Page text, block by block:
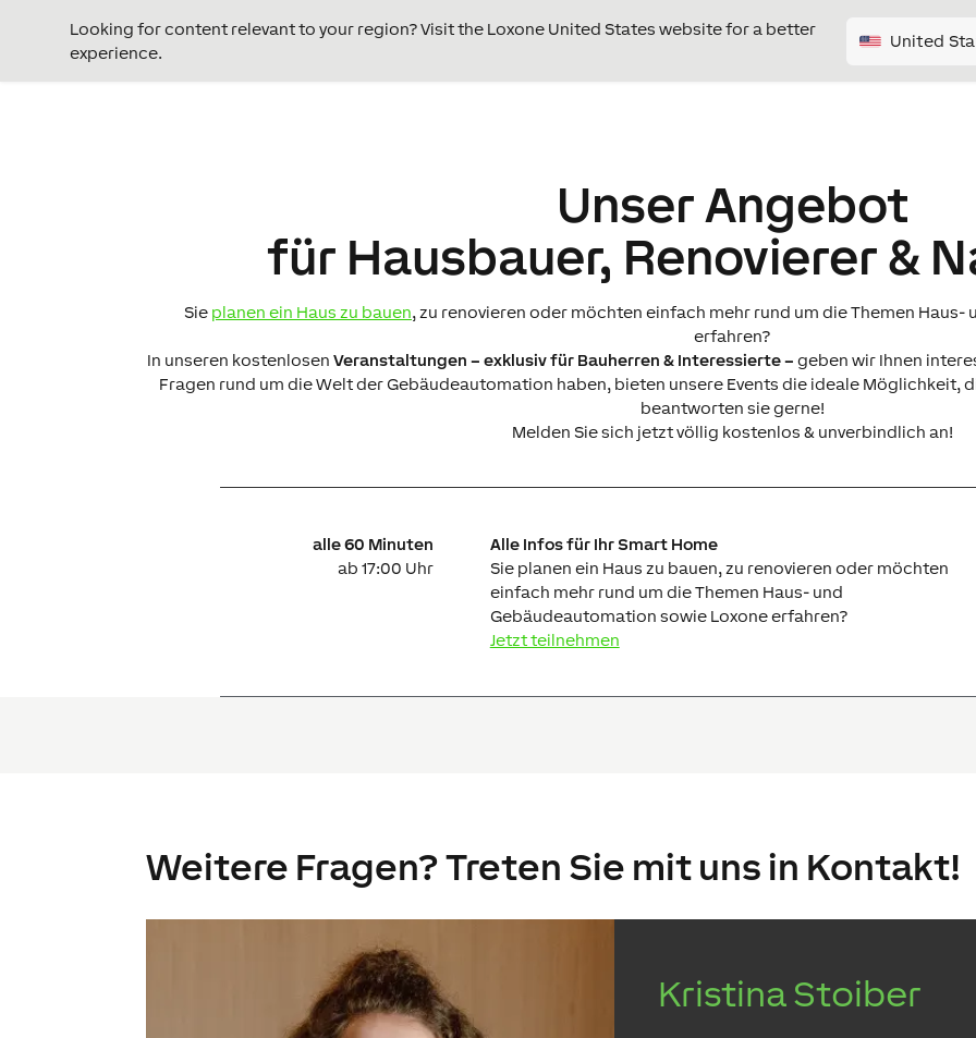
Looking for content relevant to your region? Visit the Loxone United States website for a better
experience.
United
Unser Angebot
für Hausbauer, Renovierer &
Sie planen ein Haus zu bauen, zu renovieren oder möchten einfach mehr rund um die Themen
erfahren?
In unseren kostenlosen Veranstaltungen – exklusiv für Bauherren & Interessierte – geben wir Ihnen
Fragen rund um die Welt der Gebäudeautomation haben, bieten unsere Events die ideale Möglichkeit,
beantworten sie gerne!
Melden Sie sich jetzt völlig kostenlos & unverbindlich an!
alle 60 Minuten
ab 17:00 Uhr
Alle Infos für Ihr Smart Home
Sie planen ein Haus zu bauen, zu renovieren oder möchten
einfach mehr rund um die Themen Haus- und
Gebäudeautomation sowie Loxone erfahren?
Jetzt teilnehmen
Weitere Fragen? Treten Sie mit uns in Kontakt!
Kristina Stoiber